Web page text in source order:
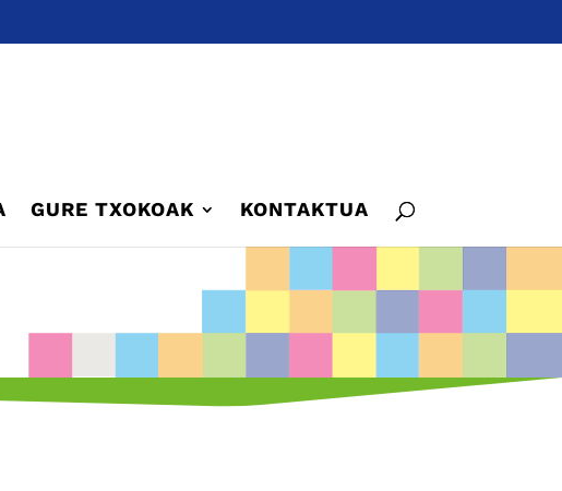
GURE TXOKOAK KONTAKTUA